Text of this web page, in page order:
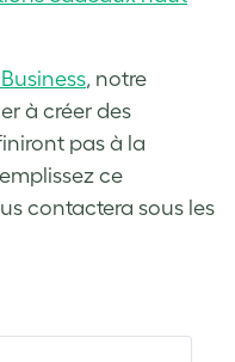
, notre
à créer des
pas à la
ce
contactera sous les